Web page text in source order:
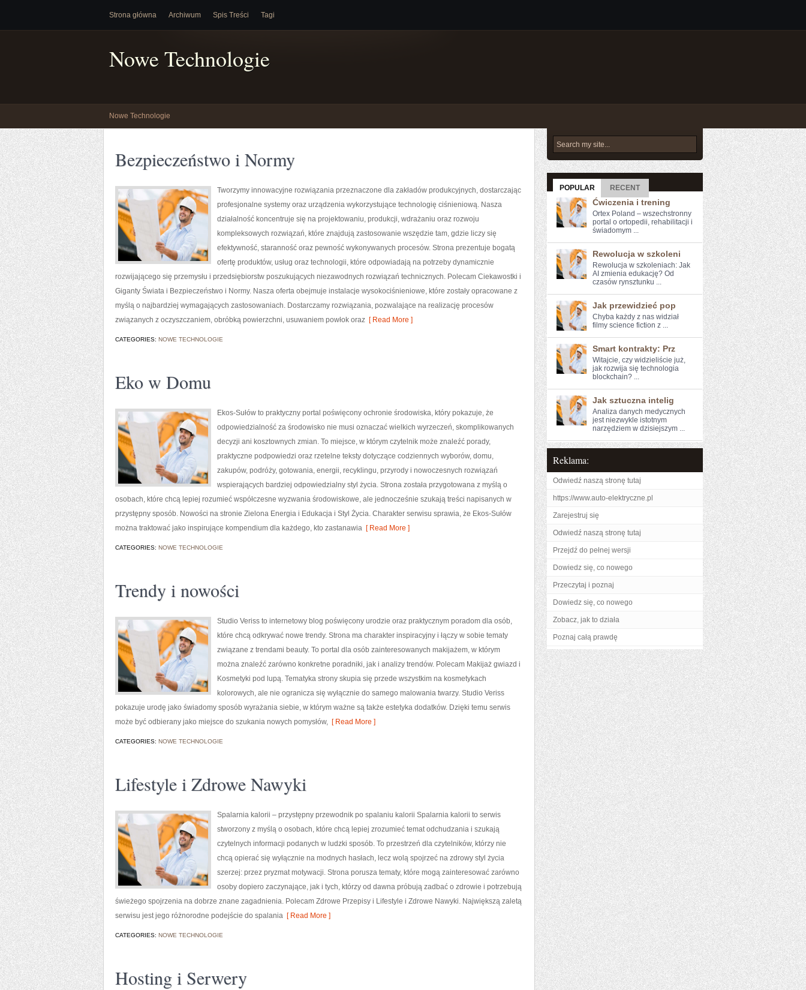
Strona główna Archiwum Spis Treści Tagi
Nowe Technologie
Nowe Technologie
Bezpieczeństwo i Normy
Tworzymy innowacyjne rozwiązania przeznaczone dla zakładów produkcyjnych, dostarczając
profesjonalne systemy oraz urządzenia wykorzystujące technologię ciśnieniową. Nasza
działalność koncentruje się na projektowaniu, produkcji, wdrażaniu oraz rozwoju
kompleksowych rozwiązań, które znajdują zastosowanie wszędzie tam, gdzie liczy się
efektywność, staranność oraz pewność wykonywanych procesów. Strona prezentuje bogatą
ofertę produktów, usług oraz technologii, które odpowiadają na potrzeby dynamicznie
rozwijającego się przemysłu i przedsiębiorstw poszukujących niezawodnych rozwiązań technicznych. Polecam Ciekawostki i
Giganty Świata i Bezpieczeństwo i Normy. Nasza oferta obejmuje instalacje wysokociśnieniowe, które zostały opracowane z
myślą o najbardziej wymagających zastosowaniach. Dostarczamy rozwiązania, pozwalające na realizację procesów
związanych z oczyszczaniem, obróbką powierzchni, usuwaniem powłok oraz [ Read More ]
CATEGORIES: NOWE TECHNOLOGIE
Eko w Domu
Ekos-Sułów to praktyczny portal poświęcony ochronie środowiska, który pokazuje, że
odpowiedzialność za środowisko nie musi oznaczać wielkich wyrzeczeń, skomplikowanych
decyzji ani kosztownych zmian. To miejsce, w którym czytelnik może znaleźć porady,
praktyczne podpowiedzi oraz rzetelne teksty dotyczące codziennych wyborów, domu,
zakupów, podróży, gotowania, energii, recyklingu, przyrody i nowoczesnych rozwiązań
wspierających bardziej odpowiedzialny styl życia. Strona została przygotowana z myślą o
osobach, które chcą lepiej rozumieć współczesne wyzwania środowiskowe, ale jednocześnie szukają treści napisanych w
przystępny sposób. Nowości na stronie Zielona Energia i Edukacja i Styl Życia. Charakter serwisu sprawia, że Ekos-Sułów
można traktować jako inspirujące kompendium dla każdego, kto zastanawia [ Read More ]
CATEGORIES: NOWE TECHNOLOGIE
Trendy i nowości
Studio Veriss to internetowy blog poświęcony urodzie oraz praktycznym poradom dla osób,
które chcą odkrywać nowe trendy. Strona ma charakter inspiracyjny i łączy w sobie tematy
związane z trendami beauty. To portal dla osób zainteresowanych makijażem, w którym
można znaleźć zarówno konkretne poradniki, jak i analizy trendów. Polecam Makijaż gwiazd i
Kosmetyki pod lupą. Tematyka strony skupia się przede wszystkim na kosmetykach
kolorowych, ale nie ogranicza się wyłącznie do samego malowania twarzy. Studio Veriss
pokazuje urodę jako świadomy sposób wyrażania siebie, w którym ważne są także estetyka dodatków. Dzięki temu serwis
może być odbierany jako miejsce do szukania nowych pomysłów, [ Read More ]
CATEGORIES: NOWE TECHNOLOGIE
Lifestyle i Zdrowe Nawyki
Spalarnia kalorii – przystępny przewodnik po spalaniu kalorii Spalarnia kalorii to serwis
stworzony z myślą o osobach, które chcą lepiej zrozumieć temat odchudzania i szukają
czytelnych informacji podanych w ludzki sposób. To przestrzeń dla czytelników, którzy nie
chcą opierać się wyłącznie na modnych hasłach, lecz wolą spojrzeć na zdrowy styl życia
szerzej: przez pryzmat motywacji. Strona porusza tematy, które mogą zainteresować zarówno
osoby dopiero zaczynające, jak i tych, którzy od dawna próbują zadbać o zdrowie i potrzebują
świeżego spojrzenia na dobrze znane zagadnienia. Polecam Zdrowe Przepisy i Lifestyle i Zdrowe Nawyki. Największą zaletą
serwisu jest jego różnorodne podejście do spalania [ Read More ]
CATEGORIES: NOWE TECHNOLOGIE
Hosting i Serwery
POPULAR RECENT
Ćwiczenia i trening
Ortex Poland – wszechstronny
portal o ortopedii, rehabilitacji i
świadomym ...
Rewolucja w szkoleni
Rewolucja w szkoleniach: Jak
AI ⁣zmienia edukację? Od
czasów rynsztunku⁢ ...
Jak przewidzieć pop
Chyba każdy z nas ⁣widział
filmy science fiction‍ z ...
Smart kontrakty: Prz
Witajcie, czy​ widzieliście już,
jak rozwija się ‍technologia
blockchain? ...
Jak sztuczna intelig
Analiza danych ⁣medycznych
jest niezwykle⁤ istotnym
narzędziem w dzisiejszym ...
Reklama:
Odwiedź naszą stronę tutaj
https://www.auto-elektryczne.pl
Zarejestruj się
Odwiedź naszą stronę tutaj
Przejdź do pełnej wersji
Dowiedz się, co nowego
Przeczytaj i poznaj
Dowiedz się, co nowego
Zobacz, jak to działa
Poznaj całą prawdę